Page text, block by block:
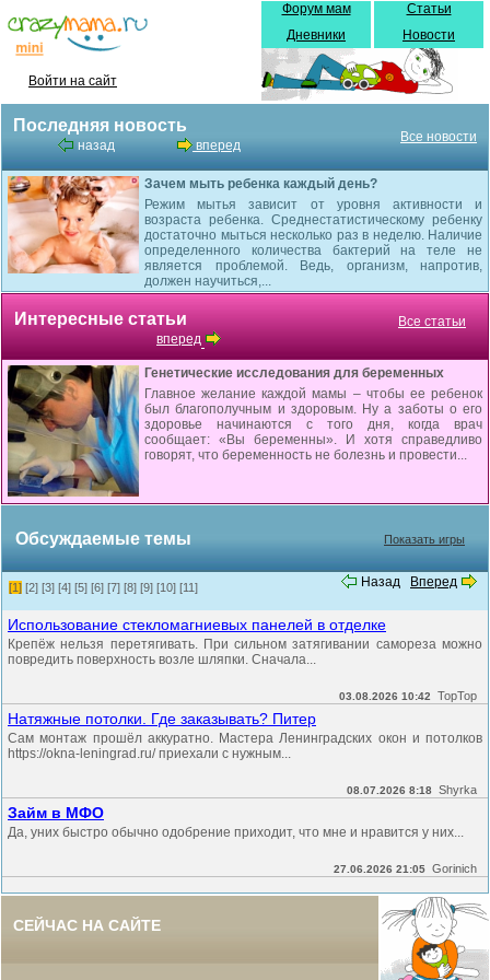
Войти на сайт
Форум мам
Дневники
Статьи
Новости
Последняя новость
назад вперед
Все новости
Зачем мыть ребенка каждый день?
Режим мытья зависит от уровня активности и
возраста ребенка. Среднестатистическому ребенку
достаточно мыться несколько раз в неделю. Наличие
определенного количества бактерий на теле не
является проблемой. Ведь, организм, напротив,
должен научиться,...
Интересные статьи
вперед
Все статьи
Генетические исследования для беременных
Главное желание каждой мамы – чтобы ее ребенок
был благополучным и здоровым. Ну а заботы о его
здоровье начинаются с того дня, когда врач
сообщает: «Вы беременны». И хотя справедливо
говорят, что беременность не болезнь и провести...
Обсуждаемые темы Показать игры
Назад Вперед
[1] [2] [3] [4] [5] [6] [7] [8] [9] [10] [11]
Использование стекломагниевых панелей в отделке
Крепёж нельзя перетягивать. При сильном затягивании самореза можно
повредить поверхность возле шляпки. Сначала...
03.08.2026 10:42 TopTop
Натяжные потолки. Где заказывать? Питер
Сам монтаж прошёл аккуратно. Мастера Ленинградских окон и потолков
https://okna-leningrad.ru/ приехали с нужным...
08.07.2026 8:18 Shyrka
Займ в МФО
Да, уних быстро обычно одобрение приходит, что мне и нравится у них...
27.06.2026 21:05 Gorinich
СЕЙЧАС НА САЙТЕ